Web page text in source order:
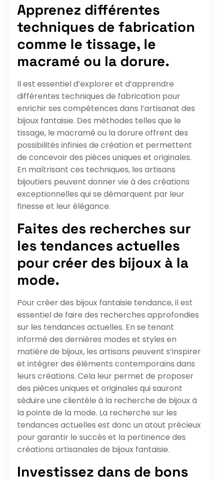
Apprenez différentes
techniques de fabrication
comme le tissage, le
macramé ou la dorure.
Il est essentiel d’explorer et d’apprendre
différentes techniques de fabrication pour
enrichir ses compétences dans l’artisanat des
bijoux fantaisie. Des méthodes telles que le
tissage, le macramé ou la dorure offrent des
possibilités infinies de création et permettent
de concevoir des pièces uniques et originales.
En maîtrisant ces techniques, les artisans
bijoutiers peuvent donner vie à des créations
exceptionnelles qui se démarquent par leur
finesse et leur élégance.
Faites des recherches sur
les tendances actuelles
pour créer des bijoux à la
mode.
Pour créer des bijoux fantaisie tendance, il est
essentiel de faire des recherches approfondies
sur les tendances actuelles. En se tenant
informé des dernières modes et styles en
matière de bijoux, les artisans peuvent s’inspirer
et intégrer des éléments contemporains dans
leurs créations. Cela leur permet de proposer
des pièces uniques et originales qui sauront
séduire une clientèle à la recherche de bijoux à
la pointe de la mode. La recherche sur les
tendances actuelles est donc un atout précieux
pour garantir le succès et la pertinence des
créations artisanales de bijoux fantaisie.
Investissez dans de bons